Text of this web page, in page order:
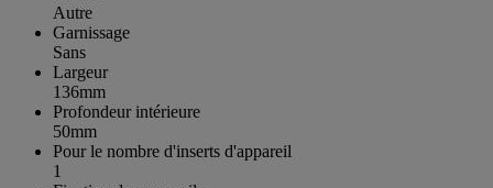
Autre
Garnissage
Sans
Largeur
136mm
Profondeur intérieure
50mm
Pour le nombre d'inserts d'appareil
1